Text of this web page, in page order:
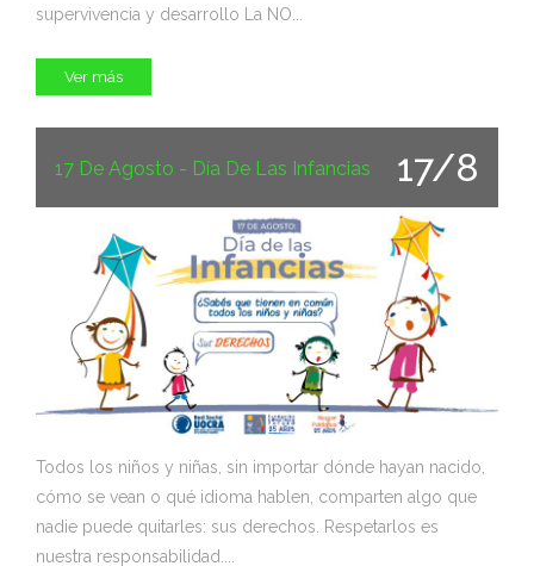
supervivencia y desarrollo La NO...
Ver más
17/8
17 De Agosto - Día De Las Infancias
Todos los niños y niñas, sin importar dónde hayan nacido,
cómo se vean o qué idioma hablen, comparten algo que
nadie puede quitarles: sus derechos. Respetarlos es
nuestra responsabilidad....